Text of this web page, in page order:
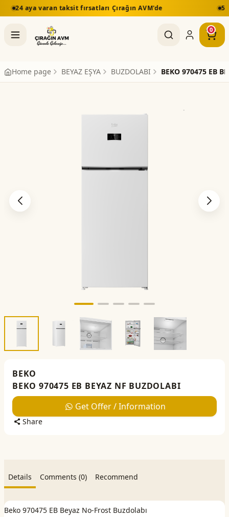
Çırağın AVM'de 5.000 TL üzeri
0
Home page BEYAZ EŞYA BUZDOLABI BEKO 970475 EB
BEKO
BEKO 970475 EB BEYAZ NF BUZDOLABI
Get Offer / Information
Share
Details Comments (0) Recommend
Beko 970475 EB Beyaz No-Frost Buzdolabı